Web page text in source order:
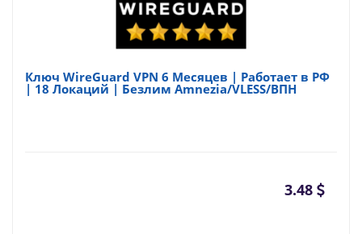
Ключ WireGuard VPN 6 Месяцев | Работает в РФ
| 18 Локаций | Безлим Amnezia/VLESS/ВПН
3.48